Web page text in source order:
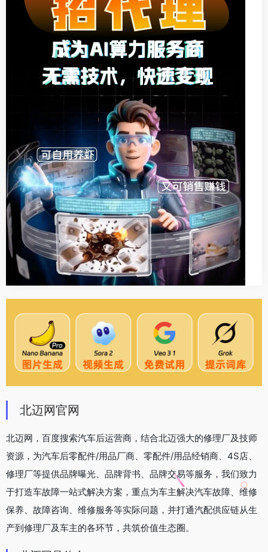
北迈网官网
北迈网，百度搜索汽车后运营商，结合北迈强大的修理厂及技师
资源，为汽车后零配件/用品厂商、零配件/用品经销商、4S店、
修理厂等提供品牌曝光、品牌背书、品牌交易等服务，我们致力
于打造车故障一站式解决方案，重点为车主解决汽车故障、维修
保养、故障咨询、维修服务等实际问题，并打通汽配供应链从生
产到修理厂及车主的各环节，共筑价值生态圈。